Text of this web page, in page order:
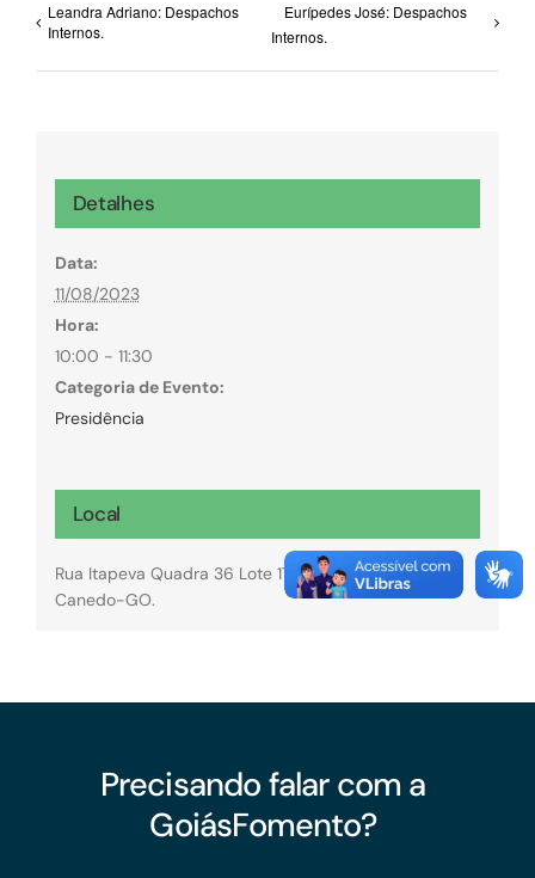
Leandra Adriano: Despachos
Internos.
Eurípedes José: Despachos
Internos.
Detalhes
Data:
11/08/2023
Hora:
10:00 - 11:30
Categoria de Evento:
Presidência
Local
Rua Itapeva Quadra 36 Lote 17/18 Sala 2 Senador
Canedo-GO.
Precisando falar com a
GoiásFomento?